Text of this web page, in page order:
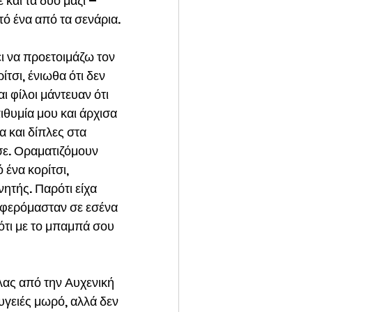
ένα από τα σενάρια.
να προετοιμάζω τον
ένιωθα ότι δεν
φίλοι μάντευαν ότι
μου και άρχισα
και δίπλες στα
Οραματιζόμουν
κορίτσι,
Παρότι είχα
σε εσένα
με το μπαμπά σου
από την Αυχενική
μωρό, αλλά δεν